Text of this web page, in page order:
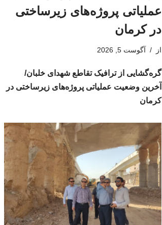
عملیاتی پروژه‌های زیرساختی
در کرمان
از آگوست 5, 2026
گره‌گشایی از ترافیک تقاطع شهدای خلبان/
آخرین وضعیت عملیاتی پروژه‌های زیرساختی در
کرمان